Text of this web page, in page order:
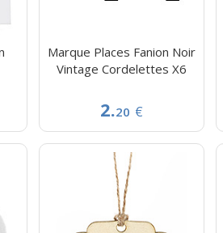
Marque Places Fanion Noir
Vintage Cordelettes X6
2.20 €